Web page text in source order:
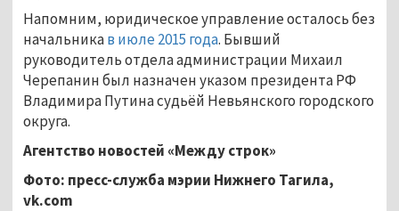
Напомним, юридическое управление осталось без
начальникав июле 2015 года. Бывший
руководитель отдела администрации Михаил
Черепанин был назначен указом президента РФ
Владимира Путина судьёй Невьянского городского
округа.
Агентство новостей «Между строк»
Фото: пресс-служба мэрии Нижнего Тагила,
vk.com